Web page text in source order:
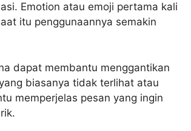
Emotion atau emoji pertama kali
itu penggunaannya semakin
dapat membantu menggantikan
biasanya tidak terlihat atau
memperjelas pesan yang ingin